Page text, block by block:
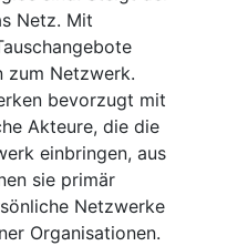
Netz. Mit
zum Netzwerk.
bevorzugt mit
Akteure, die die
einbringen, aus
sie primär
Netzwerke
Organisationen.